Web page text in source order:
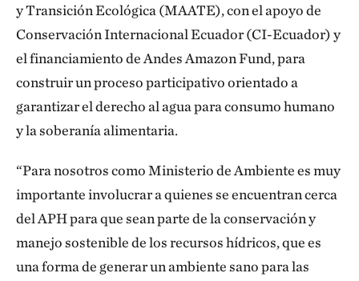
y Transición Ecológica (MAATE), con el apoyo de
Conservación Internacional Ecuador (CI-Ecuador) y
el financiamiento de Andes Amazon Fund, para
construir un proceso participativo orientado a
garantizar el derecho al agua para consumo humano
y la soberanía alimentaria.
“Para nosotros como Ministerio de Ambiente es muy
importante involucrar a quienes se encuentran cerca
del APH para que sean parte de la conservación y
manejo sostenible de los recursos hídricos, que es
una forma de generar un ambiente sano para las